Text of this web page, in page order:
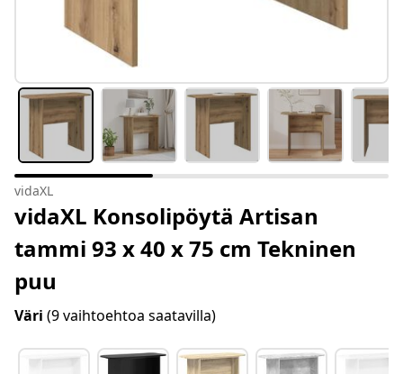
vidaXL
vidaXL Konsolipöytä Artisan
tammi 93 x 40 x 75 cm Tekninen
puu
Väri (9 vaihtoehtoa saatavilla)